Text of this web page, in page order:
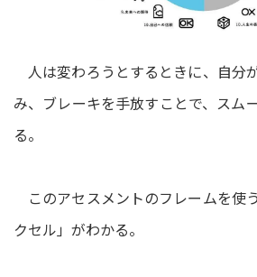
人は変わろうとするときに、自分
み、ブレーキを手放すことで、スム
る。
このアセスメントのフレームを使
クセル」がわかる。